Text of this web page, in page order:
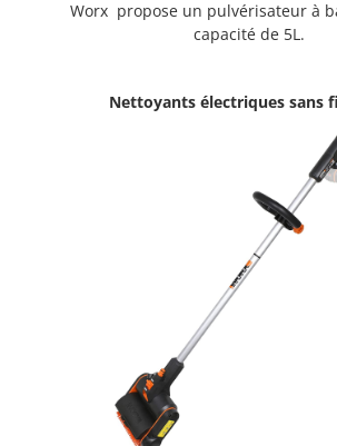
Worx propose un pulvérisateur à
capacité de 5L.
Nettoyants électriques sans